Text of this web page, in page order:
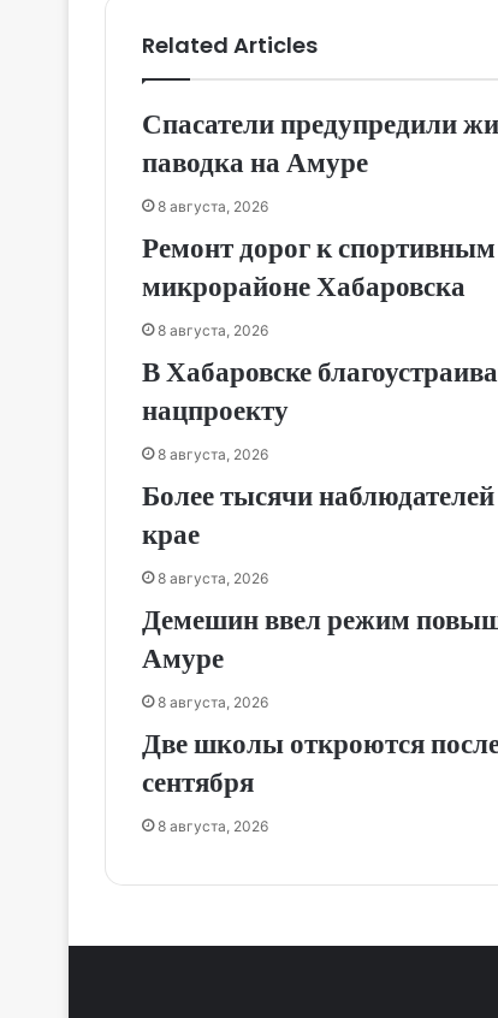
Related Articles
Спасатели предупредили
паводка на Амуре
8 августа, 2026
Ремонт дорог к
микрорайоне Хабаровска
8 августа, 2026
В Хабаровске
нацпроекту
8 августа, 2026
Более тысячи
крае
8 августа, 2026
Демешин ввел режим
Амуре
8 августа, 2026
Две школы откроются
сентября
8 августа, 2026